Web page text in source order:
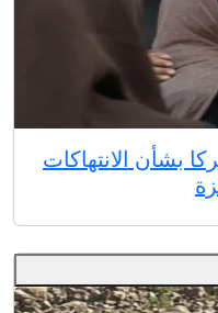
بشأن الانتهاكات